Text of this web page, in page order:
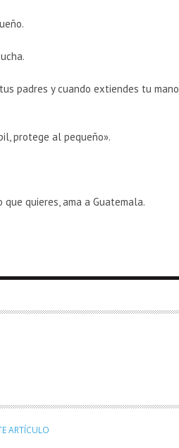
padres y cuando extiendes tu mano
protege al pequeño».
quieres, ama a Guatemala.
ARTÍCULO